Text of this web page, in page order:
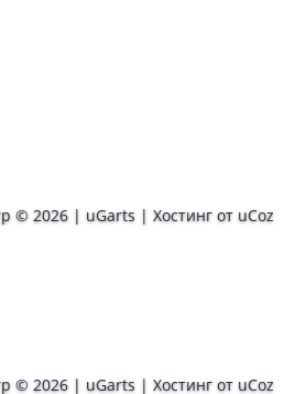
© 2026 | uGarts | Хостинг от uCoz
© 2026 | uGarts | Хостинг от uCoz